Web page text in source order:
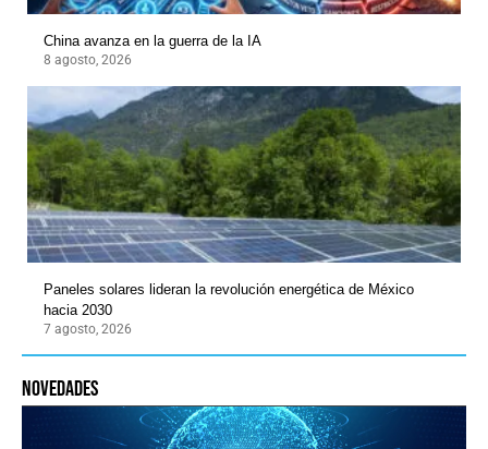
China avanza en la guerra de la IA
8 agosto, 2026
Paneles solares lideran la revolución energética de México
hacia 2030
7 agosto, 2026
novedades